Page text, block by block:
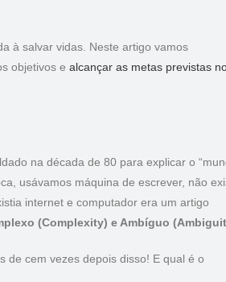
à salvar vidas. Neste artigo vamos
objetivos e alcançar as metas previstas
na década de 80 para explicar o
usávamos máquina de escrever, não
internet e computador era um artigo
(Complexity) e Ambíguo
de cem vezes depois disso! E qual é o